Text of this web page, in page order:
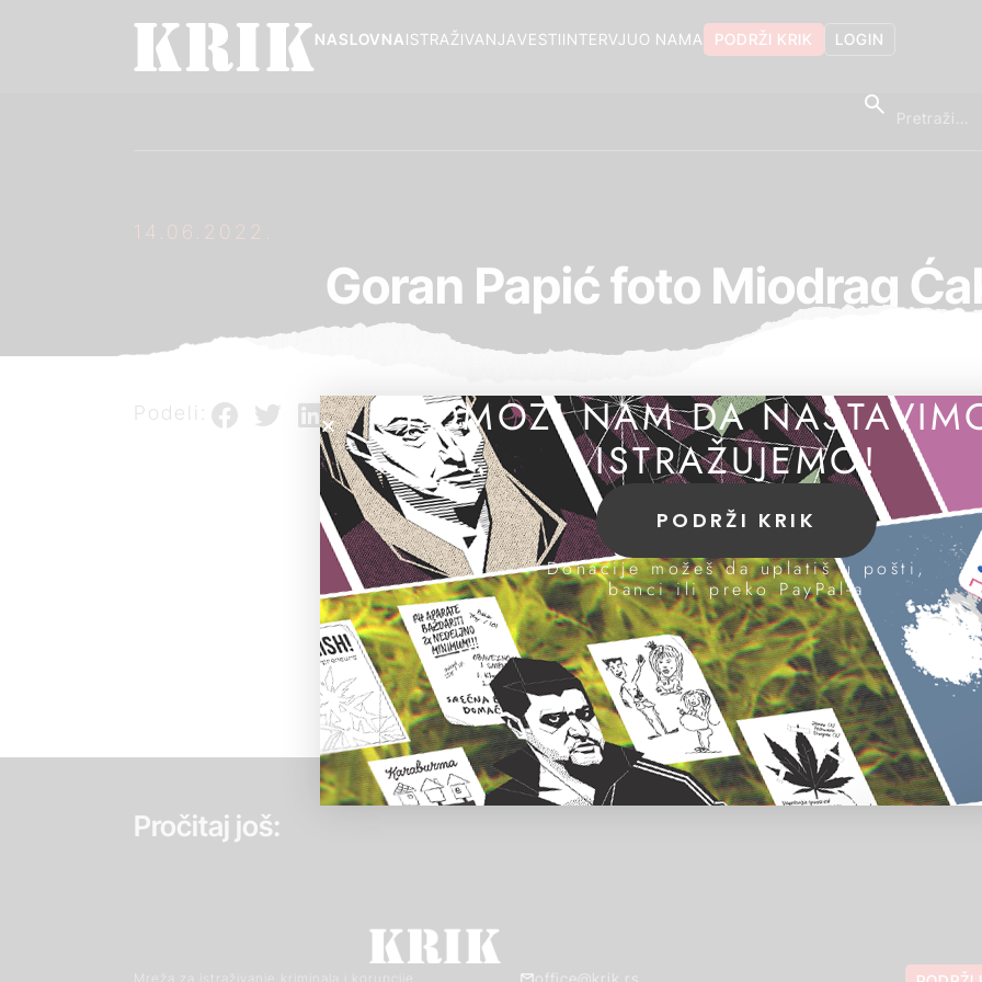
LOGIN
PODRŽI KRIK
O NAMA
INTERVJU
VESTI
ISTRAŽIVANJA
NASLOVNA
14.06.2022.
Goran Papić foto Miodrag
Podeli:
Pročitaj još:
Mreža za istraživanje kriminala i korupcije office@krik.rs
POMOZI NAM DA
ISTRAŽUJEMO!
PODRŽI KRIK
Donacije možeš da uplatiš u pošti,
banci ili preko PayPal-a